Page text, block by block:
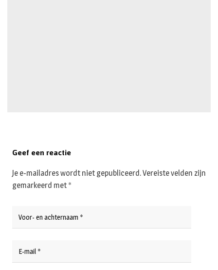
Geef een reactie
Je e-mailadres wordt niet gepubliceerd.Vereiste velden zijn
gemarkeerd met *